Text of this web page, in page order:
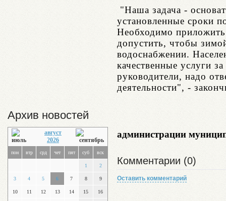
Архив новостей
август
2026
пон втр срд чет пят суб вск
1 2
3 4 5 6 7 8 9
10 11 12 13 14 15 16
"Наша задача -
установленные сроки
Необходимо приложить
допустить, чтобы
водоснабжении.
качественные услуги
руководители, надо
деятельности", -
администрации
Комментарии (0)
Оставить комментарий